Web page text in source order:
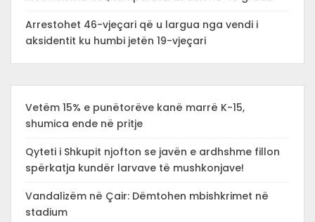
Arrestohet 46-vjeçari që u largua nga vendi i
aksidentit ku humbi jetën 19-vjeçari
Vetëm 15% e punëtorëve kanë marrë K-15,
shumica ende në pritje
Qyteti i Shkupit njofton se javën e ardhshme fillon
spërkatja kundër larvave të mushkonjave!
Vandalizëm në Çair: Dëmtohen mbishkrimet në
stadium